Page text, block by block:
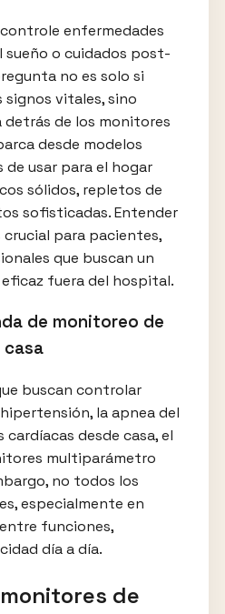
enfermedades
sueño o cuidados post-
no es solo si
vitales, sino
detrás de los monitores
desde modelos
usar para el hogar
sólidos, repletos de
sofisticadas. Entender
para pacientes,
que buscan un
fuera del hospital.
de monitoreo de
casa
buscan controlar
la apnea del
desde casa, el
multiparámetro
no todos los
especialmente en
funciones,
día a día.
de